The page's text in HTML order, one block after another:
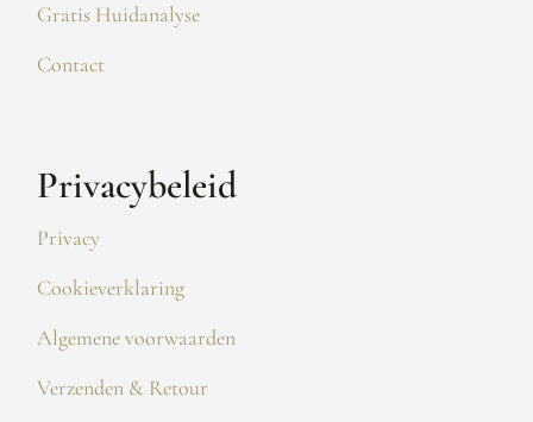
Gratis Huidanalyse
Contact
Privacybeleid
Privacy
Cookieverklaring
Algemene voorwaarden
Verzenden & Retour